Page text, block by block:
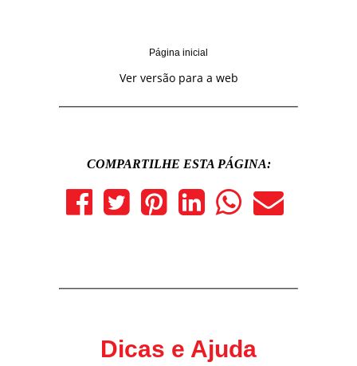
Página inicial
Ver versão para a web
COMPARTILHE ESTA PÁGINA:
Dicas e Ajuda